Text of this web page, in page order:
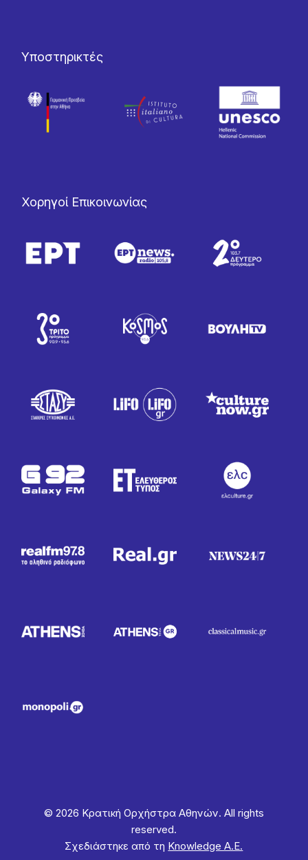
Υποστηρικτές
Χορηγοί Επικοινωνίας
© 2026 Κρατική Ορχήστρα Αθηνών. All rights
reserved.
Σχεδιάστηκε από τη Knowledge Α.Ε.